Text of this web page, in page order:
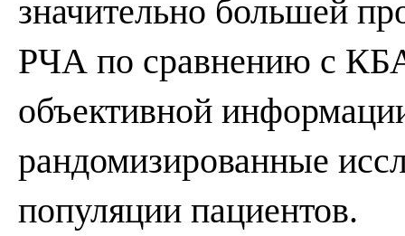
значительно большей
РЧА по сравнению с
объективной
рандомизированные
популяции пациентов.